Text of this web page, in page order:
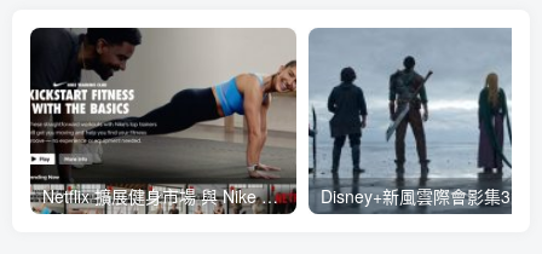
Netflix 擴展健身市場 與 Nike 合作推出《Nike Training Club》系列健身影片